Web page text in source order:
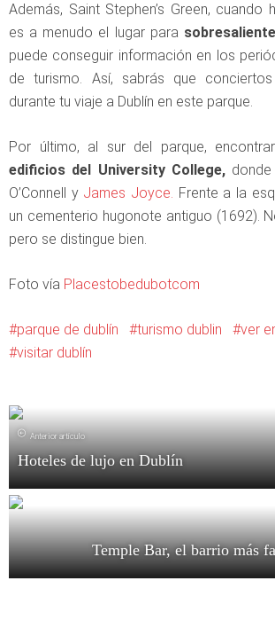
Además, Saint Stephen’s Green, cuando
es a menudo el lugar para
puede conseguir información en los
de turismo. Así, sabrás que
durante tu viaje a Dublín en este parque.
Por último, al sur del parque,
edificios del University College,
O’Connell y James Joyce. Frente a la
un cementerio hugonote antiguo (1692).
pero se distingue bien.
Foto vía Placestobedubotcom
parque de dublín turismo dublin
ver
visitar dublín
Anterior artículo
Hoteles de lujo en Dublín
Temple Bar, el barrio más